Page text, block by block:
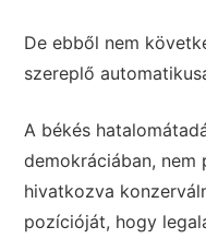
De ebből nem
szereplő
A békés
demokráciában, nem
hivatkozva
pozícióját, hogy